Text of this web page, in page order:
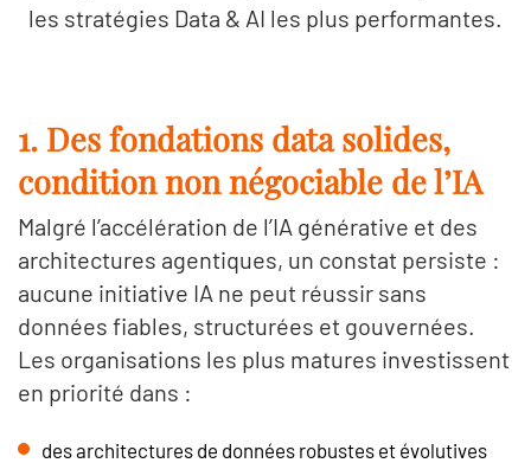
les stratégies Data & AI les plus performantes.
1. Des fondations data solides,
condition non négociable de l’IA
Malgré l’accélération de l’IA générative et des
architectures agentiques, un constat persiste :
aucune initiative IA ne peut réussir sans
données fiables, structurées et gouvernées.
Les organisations les plus matures investissent
en priorité dans :
des architectures de données robustes et évolutives